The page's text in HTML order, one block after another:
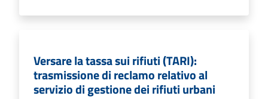
Versare la tassa sui rifiuti (TARI):
trasmissione di reclamo relativo al
servizio di gestione dei rifiuti urbani